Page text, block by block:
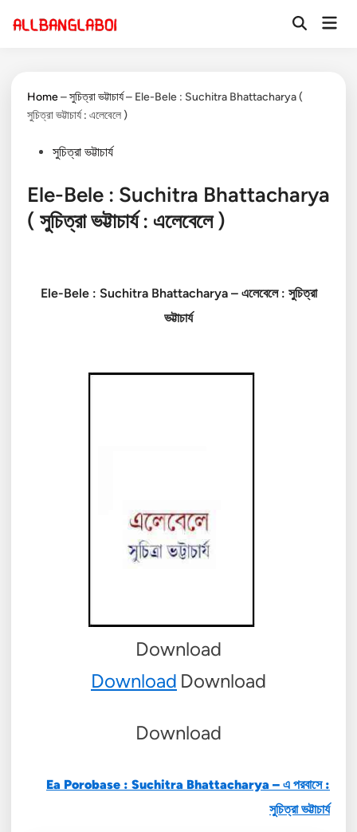
OpenMain
Home–সুচিত্রা ভট্টাচার্য– Ele-Bele : Suchitra Bhattacharya (
সুচিত্রা ভট্টাচার্য : এলেবেলে )
Postedসুচিত্রা ভট্টাচার্য
Ele-Bele : Suchitra Bhattacharya
( সুচিত্রা ভট্টাচার্য : এলেবেলে )
Ele-Bele : Suchitra Bhattacharya – এলেবেলে : সুচিত্রা
ভট্টাচার্য
Download
Download Download
Download
Ea Porobase : Suchitra Bhattacharya – এ পরবাসে :
সুচিত্রা ভট্টাচার্য